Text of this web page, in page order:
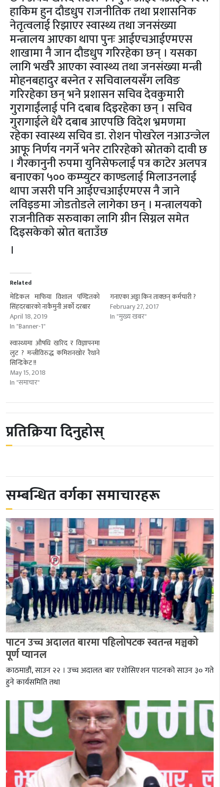
हाकिम हुन दौडधुप राजनीतिक तथा प्रशासनिक
नेतृत्वलाई रिझाएर स्वास्थ्य तथा जनसंख्या
मन्त्रालय आएका थापा पुनः आईएचआईएमएस
शाखामा नै जान दौडधुप गरिरहेका छन् । यसका
लागि भर्खरै आएका स्वास्थ्य तथा जनसंख्या मन्त्री
मोहनबहादुर बस्नेत र सचिवालयसँग लविङ
गरिरहेका छन् भने प्रशासन सचिव देवकुमारी
गुरागाईंलाई पनि दबाब दिइरहेका छन् । सचिव
गुरागाईले धेरै दबाब आएपछि विदेश भ्रमणमा
रहेका स्वास्थ्य सचिव डा. रोशन पोखरेल नआउन्जेल
आफू निर्णय नगर्ने भनेर टारिरहेको स्रोतको दावी छ
। गैरकानुनी रुपमा युनिसेफलाई पत्र काटेर अलपत्र
बनाएका ५०० कम्प्युटर काण्डलाई मिलाउनलाई
थापा जसरी पनि आईएचआईएमएस नै जाने
लविइङमा जोडतोडले लागेका छन् । मन्त्रालयको
राजनीतिक सरुवाका लागि ग्रीन सिग्नल समेत
दिइसकेको स्रोत बताउँछ
।
Related
मेडिकल माफिया विशाल पण्डितको
सिंहदरबारको नाकैमुनी अर्को दरबार
April 18, 2019
In "Banner-1"
गनाएका अड्डा किन ताक्छन् कर्मचारी ?
February 27, 2017
In "मुख्य खबर"
स्वास्थ्यमा औषधि खरिद र विज्ञापनमा
लुट ? मन्त्रीविरुद्ध कमिशनखोर रैथाने
सिन्डिकेट !!
May 15, 2018
In "समाचार"
प्रतिक्रिया दिनुहोस्
सम्बन्धित वर्गका समाचारहरू
पाटन उच्च अदालत बारमा पहिलोपटक स्वतन्त्र मञ्चको
पूर्ण प्यानल
काठमाडौं, साउन २२ । उच्च अदालत बार एशोसिएशन पाटनको साउन ३० गते
हुने कार्यसमिति तथा